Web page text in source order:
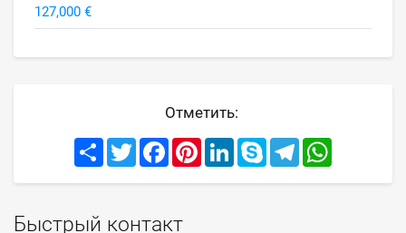
127,000 €
Отметить:
Share TwitterFacebookPinterestLinkedInSkype Telegram
Быстрый контакт